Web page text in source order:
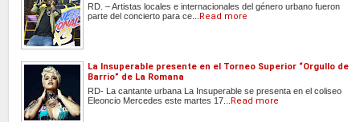
RD. – Artistas locales e internacionales del género urbano fueron
parte del concierto para ce... Read more
La Insuperable presente en el Torneo Superior “Orgullo de
Barrio” de La Romana
RD- La cantante urbana La Insuperable se presenta en el coliseo
Eleoncio Mercedes este martes 17... Read more